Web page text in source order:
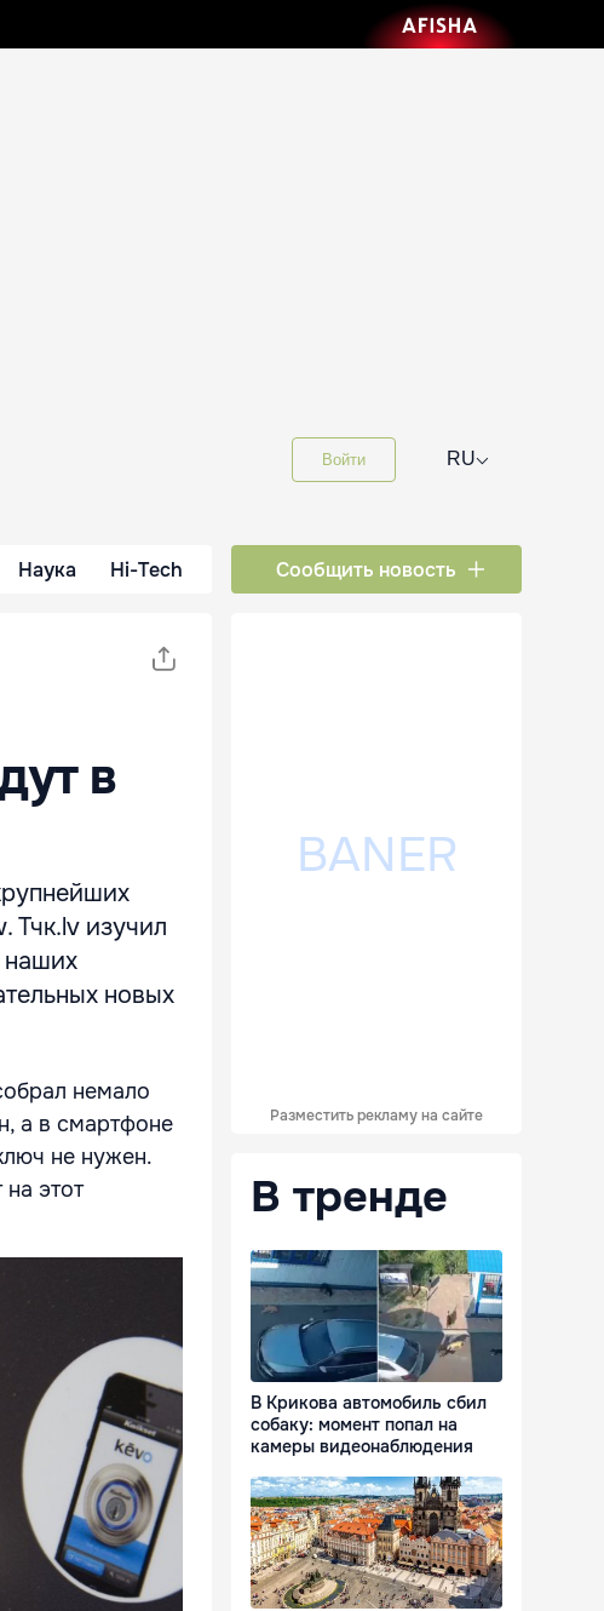
Войти RU⌵
Наука Hi-Tech Сообщить новость
в
Тчк.lv изучил
наших
новых
немало
а в смартфоне
не нужен.
этот
Разместить рекламу на сайте
В тренде
В Крикова автомобиль сбил
собаку: момент попал на
камеры видеонаблюдения